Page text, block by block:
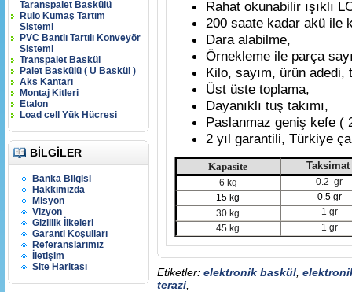
Taranspalet Baskülü
Rulo Kumaş Tartım
Sistemi
PVC Bantlı Tartılı Konveyör
Sistemi
Transpalet Baskül
Palet Baskülü ( U Baskül )
Aks Kantarı
Montaj Kitleri
Etalon
Load cell Yük Hücresi
BILGILER
Banka Bilgisi
Hakkımızda
Misyon
Vizyon
Gizlilik İlkeleri
Garanti Koşulları
Referanslarımız
İletişim
Site Haritası
Rahat okunabilir ışıklı
200 saate kadar akü ile
Dara alabilme,
Örnekleme ile parça
Kilo, sayım, ürün
Üst üste toplama,
Dayanıklı tuş takımı,
Paslanmaz geniş kefe (
2 yıl garantili, Türkiye
Kapasite Taksimat
6 kg
0.2 gr
15 kg
0.5 gr
30 kg
1 gr
45 kg
1 gr
Etiketler: elektronik baskül
terazi